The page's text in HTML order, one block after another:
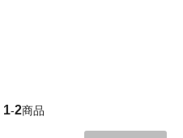
1-2商品